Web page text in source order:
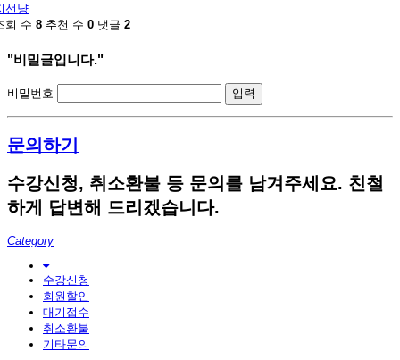
선냥
회 수 8 추천 수 0 댓글 2
"비밀글입니다."
비밀번호
문의하기
수강신청, 취소환불 등 문의를 남겨주세요. 친철
하게 답변해 드리겠습니다.
Category
수강신청
회원할인
대기접수
취소환불
기타문의